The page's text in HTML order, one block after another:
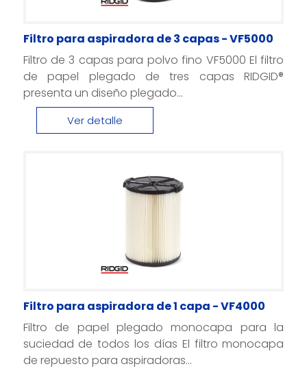
Filtro para aspiradora de 3 capas - VF5000
Filtro de 3 capas para polvo fino VF5000 El filtro
de papel plegado de tres capas RIDGID®
presenta un diseño plegado...
Ver detalle
Filtro para aspiradora de 1 capa - VF4000
Filtro de papel plegado monocapa para la
suciedad de todos los días El filtro monocapa
de repuesto para aspiradoras...